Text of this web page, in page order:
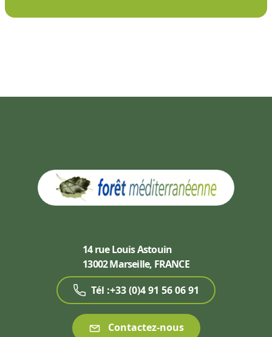
14 rue Louis Astouin
13002 Marseille, FRANCE
Tél :+33 (0)4 91 56 06 91
Contactez-nous